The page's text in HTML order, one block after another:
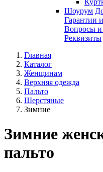
Шоурум
Гарантии
Вопросы и
Реквизиты
Главная
Каталог
Женщинам
Верхняя одежда
Пальто
Шерстяные
Зимние
Зимние
пальто